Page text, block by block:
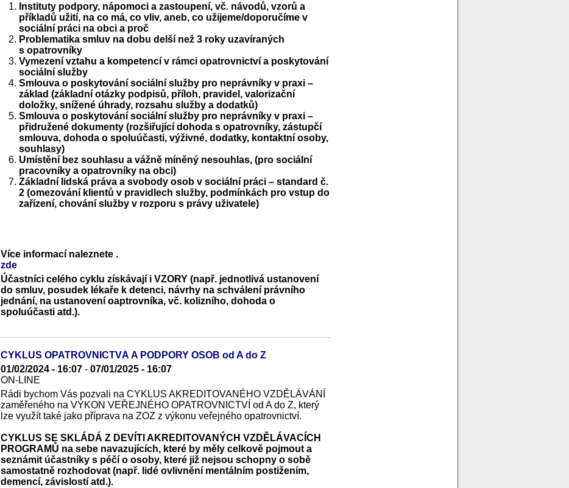
Instituty podpory, nápomoci a zastoupení, vč. návodů, vzorů a
příkladů užití, na co má, co vliv, aneb, co užijeme/doporučíme v
sociální práci na obci a proč
Problematika smluv na dobu delší než 3 roky uzavíraných
s opatrovníky
Vymezení vztahu a kompetencí v rámci opatrovnictví a poskytování
sociální služby
Smlouva o poskytování sociální služby pro neprávníky v praxi –
základ (základní otázky podpisů, příloh, pravidel, valorizační
doložky, snížené úhrady, rozsahu služby a dodatků)
Smlouva o poskytování sociální služby pro neprávníky v praxi –
přidružené dokumenty (rozšiřující dohoda s opatrovníky, zástupčí
smlouva, dohoda o spoluúčasti, výživné, dodatky, kontaktní osoby,
souhlasy)
Umístění bez souhlasu a vážně míněný nesouhlas, (pro sociální
pracovníky a opatrovníky na obci)
Základní lidská práva a svobody osob v sociální práci – standard č.
2 (omezování klientů v pravidlech služby, podmínkách pro vstup do
zařízení, chování služby v rozporu s právy uživatele)
Více informací naleznete
zde
.
Účastníci celého cyklu získávají i VZORY (např. jednotlivá ustanovení
do smluv, posudek lékaře k detenci, návrhy na schválení právního
jednání, na ustanovení oaptrovníka, vč. kolizního, dohoda o
spoluúčasti atd.).
CYKLUS OPATROVNICTVÁ A PODPORY OSOB od A do Z
01/02/2024 - 16:07 - 07/01/2025 - 16:07
ON-LINE
Rádi bychom Vás pozvali na CYKLUS AKREDITOVANÉHO VZDĚLÁVÁNÍ
zaměřeného na VÝKON VEŘEJNÉHO OPATROVNICTVÍ od A do Z, který
lze využít také jako příprava na ZOZ z výkonu veřejného opatrovnictví.
CYKLUS SE SKLÁDÁ Z DEVÍTI AKREDITOVANÝCH VZDĚLÁVACÍCH
PROGRAMŮ na sebe navazujících, které by měly celkově pojmout a
seznámit účastníky s péčí o osoby, které již nejsou schopny o sobě
samostatně rozhodovat (např. lidé ovlivnění mentálním postižením,
demencí, závislostí atd.).